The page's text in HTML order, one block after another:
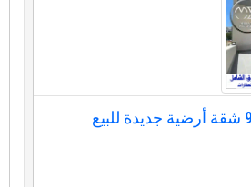
رقم الاعلان 9481 شقة أرضية جديدة للبيع